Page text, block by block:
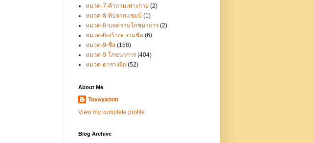
หมวด-7-คำถามเพาะกาย (2)
หมวด-8-ทิปจากแชมป์ (1)
หมวด-8-บทความโภชนาการ (2)
หมวด-8-สร้างความชัด (6)
หมวด-9-ชื่อ (168)
หมวด-9-โภชนาการ (404)
หมวด-ตารางฝึก (52)
About Me
Tuvayanon
View my complete profile
Blog Archive